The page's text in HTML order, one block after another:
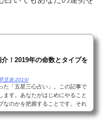
！2019年の命数とタイプを
見表-2019/
た「五星三心占い」。この記事で
ます。あなたがはじめにやること
なのかを把握することです。それ
ょう...